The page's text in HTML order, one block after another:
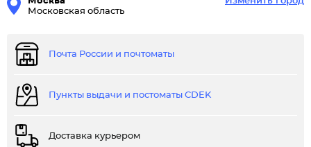
Московская область
Почта России и почтоматы
Пункты выдачи и постоматы CDEK
Доставка курьером